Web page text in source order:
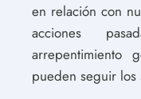
en relación con
acciones
arrepentimiento
pueden seguir los